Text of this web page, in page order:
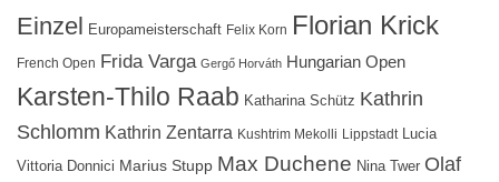
Einzel Europameisterschaft Felix Korn Florian Krick
French Open Frida Varga Gergő Horváth Hungarian Open
Karsten-Thilo Raab Katharina Schütz Kathrin
Schlomm Kathrin Zentarra Kushtrim Mekolli Lippstadt Lucia
Vittoria Donnici Marius Stupp Max Duchene Nina Twer Olaf